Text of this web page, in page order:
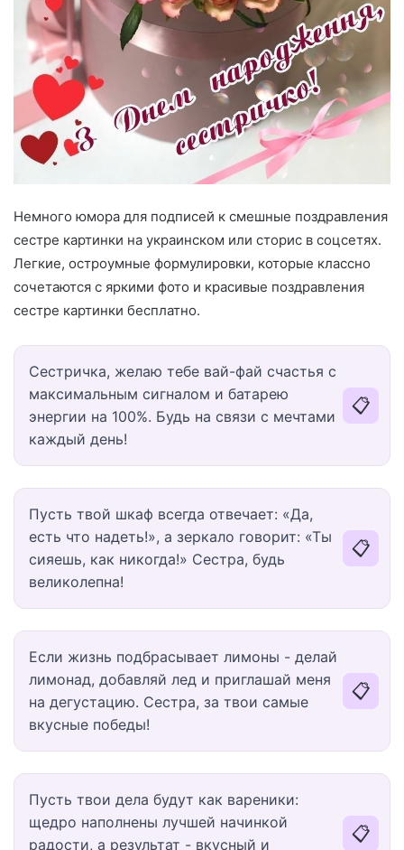
Немного юмора для подписей к смешные поздравления
сестре картинки на украинском или сторис в соцсетях.
Легкие, остроумные формулировки, которые классно
сочетаются с яркими фото и красивые поздравления
сестре картинки бесплатно.
Сестричка, желаю тебе вай-фай счастья с
максимальным сигналом и батарею
энергии на 100%. Будь на связи с мечтами
каждый день!
📋
Пусть твой шкаф всегда отвечает: «Да,
есть что надеть!», а зеркало говорит: «Ты
сияешь, как никогда!» Сестра, будь
великолепна!
📋
Если жизнь подбрасывает лимоны - делай
лимонад, добавляй лед и приглашай меня
на дегустацию. Сестра, за твои самые
вкусные победы!
📋
Пусть твои дела будут как вареники:
щедро наполнены лучшей начинкой
радости, а результат - вкусный и
📋